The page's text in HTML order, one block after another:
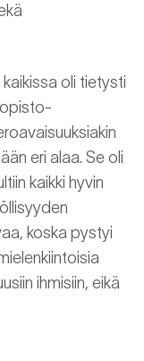
oli tietysti
eri alaa. Se oli
kaikki hyvin
koska pystyi
ihmisiin, eikä